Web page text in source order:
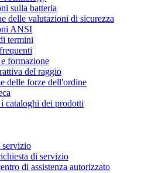
sulla batteria
delle valutazioni di sicurezza
ANSI
termini
formazione
del raggio
delle forze dell'ordine
cataloghi dei prodotti
di servizio
di assistenza autorizzato